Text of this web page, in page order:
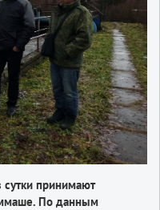
сутки принимают
По данным